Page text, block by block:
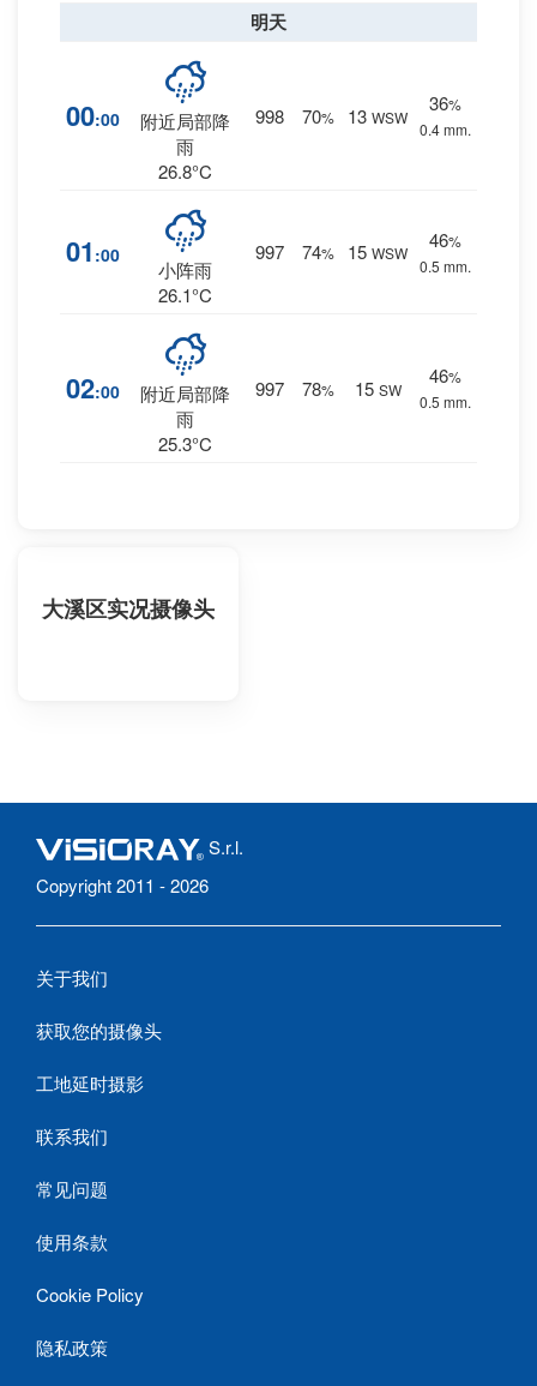
明天
00:00
附近局部降
雨
26.8°C
998 70% 13 WSW
36%
0.4 mm.
01 :00
小阵雨
26.1°C
997 74% 15 WSW
46%
0.5 mm.
02:00
附近局部降
雨
25.3°C
997 78% 15 SW
46%
0.5 mm.
大溪区实况摄像头
S.r.l.
Copyright 2011 - 2026
关于我们
获取您的摄像头
工地延时摄影
联系我们
常见问题
使用条款
Cookie Policy
隐私政策